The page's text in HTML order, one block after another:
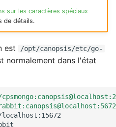
sur les caractères spéciaux
de détails.
est
/opt/canopsis/etc/go-
normalement dans l'état